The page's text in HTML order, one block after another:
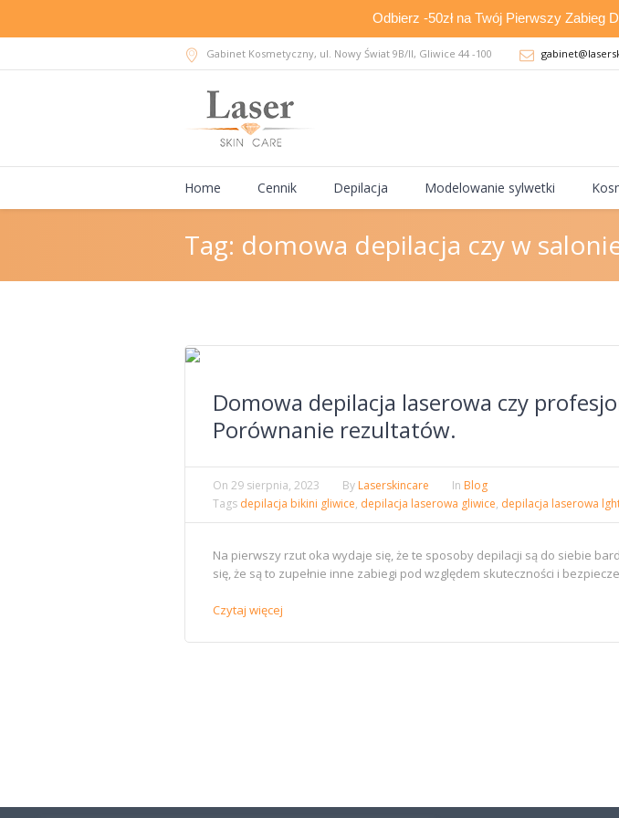
Odbierz -50zł na Twój Pierwszy Zabieg
Gabinet Kosmetyczny, ul. Nowy Świat 9B/II, Gliwice 44 -100
Home Cennik Depilacja Modelowanie sylwetki
Tag: domowa depilacja czy w
Domowa depilacja laserowa czy
Porównanie rezultatów.
On 29 sierpnia, 2023 By Laserskincare In Blog
Tags depilacja bikini gliwice, depilacja laserowa gliwice, depilacja laserowa
Na pierwszy rzut oka wydaje się, że te sposoby depilacji są do siebie
się, że są to zupełnie inne zabiegi pod względem skuteczności i
Czytaj więcej